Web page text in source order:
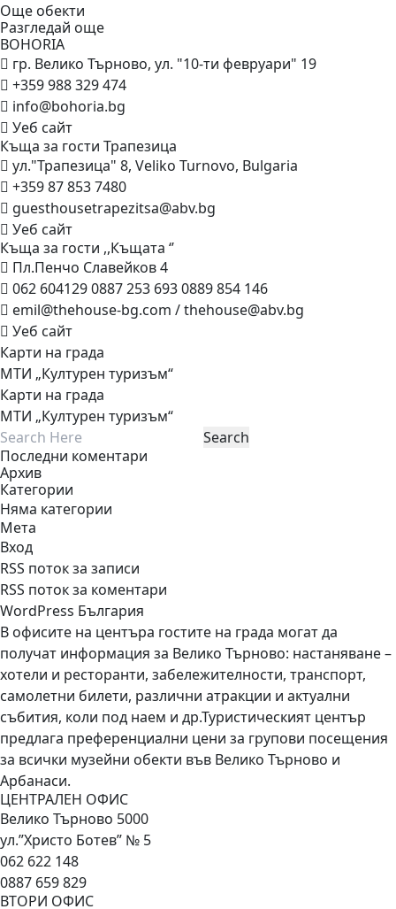
Още обекти
Разгледай още
BOHORIA
гр. Велико Търново, ул. "10-ти февруари" 19
+359 988 329 474
info@bohoria.bg
Уеб сайт
Къща за гости Трапезица
ул."Трапезица" 8, Veliko Turnovo, Bulgaria
+359 87 853 7480
guesthousetrapezitsa@abv.bg
Уеб сайт
Къща за гости ,,Къщата ‘’
Пл.Пенчо Славейков 4
062 6041290887 253 6930889 854 146
emil@thehouse-bg.com /thehouse@abv.bg
Уеб сайт
Карти на града
МТИ „Културен туризъм“
Карти на града
МТИ „Културен туризъм“
Последни коментари
Архив
Категории
Няма категории
Мета
Вход
RSS поток за записи
RSS поток за коментари
WordPress България
В офисите на центъра гостите на града могат да
получат информация за Велико Търново: настаняване –
хотели и ресторанти, забележителности, транспорт,
самолетни билети, различни атракции и актуални
събития, коли под наем и др.Туристическият център
предлага преференциални цени за групови посещения
за всички музейни обекти във Велико Търново и
Арбанаси.
ЦЕНТРАЛЕН ОФИС
Велико Търново 5000
ул.”Христо Ботев” № 5
062 622 148
0887 659 829
ВТОРИ ОФИС